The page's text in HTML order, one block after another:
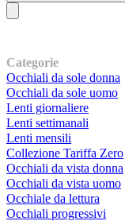
Categorie
Occhiali da sole donna
Occhiali da sole uomo
Lenti giornaliere
Lenti settimanali
Lenti mensili
Collezione Tariffa Zero
Occhiali da vista donna
Occhiali da vista uomo
Occhiale da lettura
Occhiali progressivi